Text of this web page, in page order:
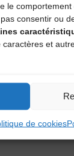
le
consentir ou
caractères et
de cookies